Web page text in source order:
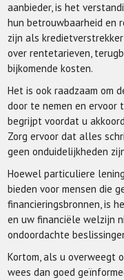
aanbieder, is het
hun betrouwbaarheid en
zijn als
over rentetarieven,
bijkomende kosten.
Het is ook raadzaam om
door te nemen en ervoor
begrijpt voordat u
Zorg ervoor dat alles
geen onduidelijkheden
Hoewel particuliere
bieden voor mensen die
financieringsbronnen, is
en uw financiële welzijn
ondoordachte
Kortom, als u overweegt
wees dan goed